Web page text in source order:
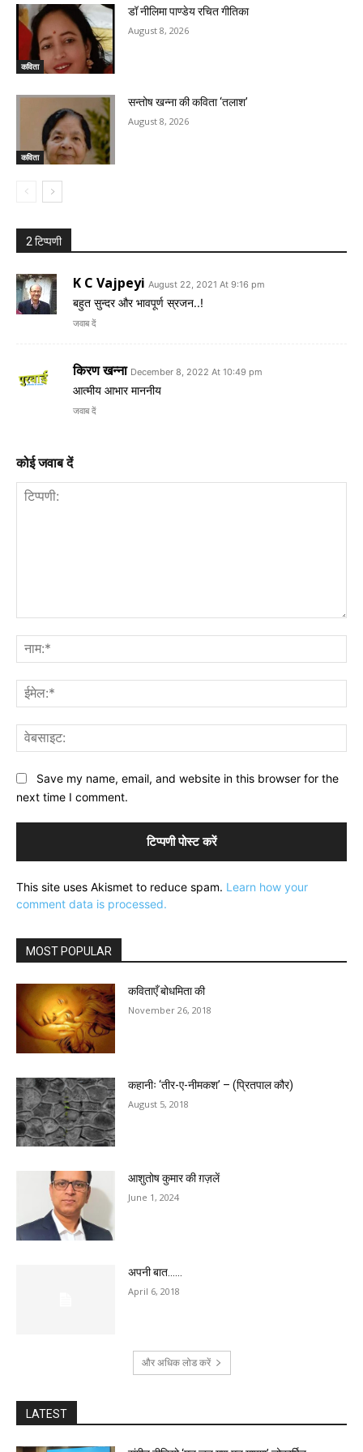
कविता
डॉ नीलिमा पाण्डेय रचित गीतिका
August 8, 2026
कविता
सन्तोष खन्ना की कविता ‘तलाश’
August 8, 2026
2 टिप्पणी
K C Vajpeyi August 22, 2021 At 9:16 pm
बहुत सुन्दर और भावपूर्ण स्रजन..!
जवाब दें
किरण खन्ना December 8, 2022 At 10:49 pm
आत्मीय आभार माननीय
जवाब दें
कोई जवाब दें
Save my name, email, and website in this browser for the
next time I comment.
This site uses Akismet to reduce spam. Learn how your
comment data is processed.
MOST POPULAR
कविताएँ बोधमिता की
November 26, 2018
कहानीः ‘तीर-ए-नीमकश’ – (प्रितपाल कौर)
August 5, 2018
आशुतोष कुमार की ग़ज़लें
June 1, 2024
अपनी बात……
April 6, 2018
और अधिक लोड करें
LATEST